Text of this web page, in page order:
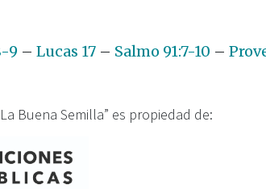
9 – Lucas 17 – Salmo 91:7-10 –
Buena Semilla” es propiedad de: